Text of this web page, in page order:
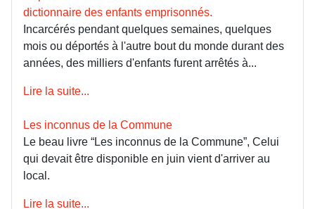
dictionnaire des enfants emprisonnés.
Incarcérés pendant quelques semaines, quelques
mois ou déportés à l'autre bout du monde durant des
années, des milliers d'enfants furent arrêtés à...
Lire la suite...
Les inconnus de la Commune
Le beau livre “Les inconnus de la Commune”, Celui
qui devait être disponible en juin vient d'arriver au
local.
Lire la suite...